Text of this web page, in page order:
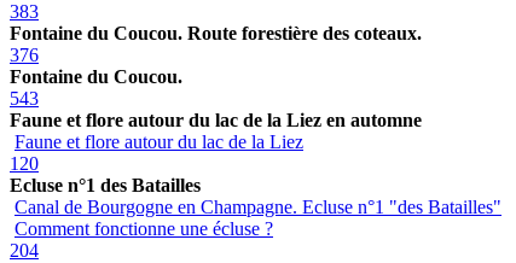
383
Fontaine du Coucou. Route forestière des coteaux.
376
Fontaine du Coucou.
543
Faune et flore autour du lac de la Liez en automne
Faune et flore autour du lac de la Liez
120
Ecluse n°1 des Batailles
Canal de Bourgogne en Champagne. Ecluse n°1 "des Batailles"
Comment fonctionne une écluse ?
204